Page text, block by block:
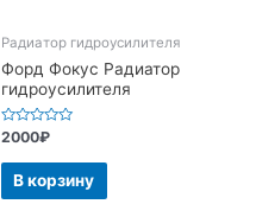
Радиатор гидроусилителя
Форд Фокус Радиатор
гидроусилителя
Оценка
из
2000₽
В корзину